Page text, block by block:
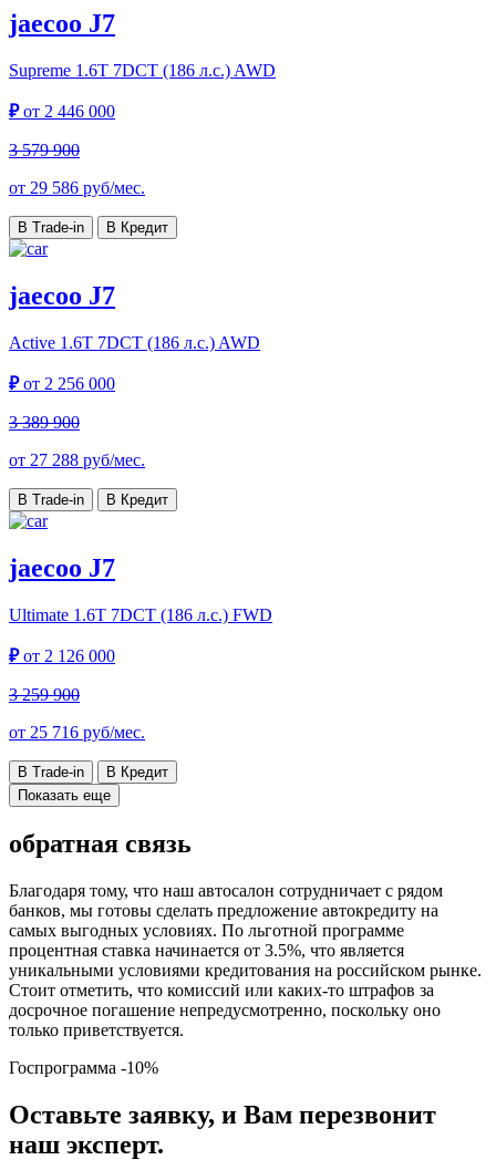
jaecoo J7
Supreme 1.6T 7DCT (186 л.с.) AWD
₽от 2 446 000
3 579 900
от 29 586 руб/мес.
В Trade-in В Кредит
jaecoo J7
Active 1.6T 7DCT (186 л.с.) AWD
₽от 2 256 000
3 389 900
от 27 288 руб/мес.
В Trade-in В Кредит
jaecoo J7
Ultimate 1.6T 7DCT (186 л.с.) FWD
₽от 2 126 000
3 259 900
от 25 716 руб/мес.
В Trade-in
В Кредит
Показать еще
обратная связь
Благодаря тому, что наш автосалон сотрудничает с рядом
банков, мы готовы сделать предложение автокредиту на
самых выгодных условиях. По льготной программе
процентная ставка начинается от 3.5%, что является
уникальными условиями кредитования на российском рынке.
Стоит отметить, что комиссий или каких-то штрафов за
досрочное погашение непредусмотренно, поскольку оно
только приветствуется.
Госпрограмма -10%
Оставьте заявку, и Вам перезвонит
наш эксперт.